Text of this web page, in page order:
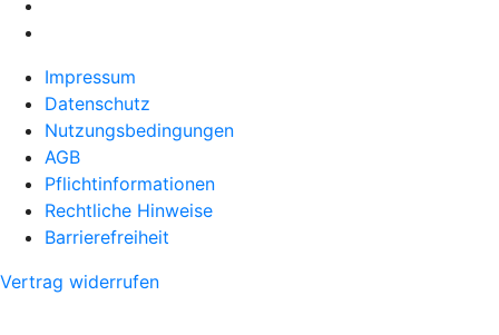
Impressum
Datenschutz
Nutzungsbedingungen
AGB
Pflichtinformationen
Rechtliche Hinweise
Barrierefreiheit
Vertrag widerrufen